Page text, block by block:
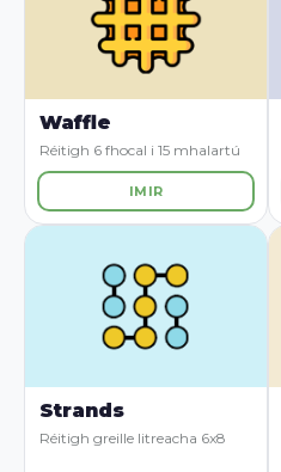
Waffle
Réitigh 6 fhocal i 15 mhalartú
IMIR
Strands
Réitigh greille litreacha 6x8